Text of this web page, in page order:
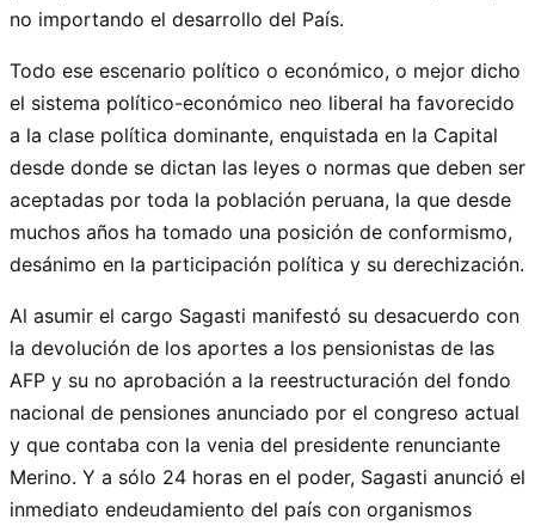
no importando el desarrollo del País.
Todo ese escenario político o económico, o mejor dicho
el sistema político-económico neo liberal ha favorecido
a la clase política dominante, enquistada en la Capital
desde donde se dictan las leyes o normas que deben ser
aceptadas por toda la población peruana, la que desde
muchos años ha tomado una posición de conformismo,
desánimo en la participación política y su derechización.
Al asumir el cargo Sagasti manifestó su desacuerdo con
la devolución de los aportes a los pensionistas de las
AFP y su no aprobación a la reestructuración del fondo
nacional de pensiones anunciado por el congreso actual
y que contaba con la venia del presidente renunciante
Merino. Y a sólo 24 horas en el poder, Sagasti anunció el
inmediato endeudamiento del país con organismos